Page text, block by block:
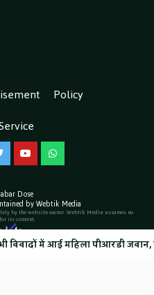
SIR के नोटिसों पर कांग्रेस ने
Policy
YouTubeWhatsApp
Dose
by Webtik Media
by the website owner. Webtik Media assumes no
its content.
आई महिला पीआरडी जवान, रोडवेज